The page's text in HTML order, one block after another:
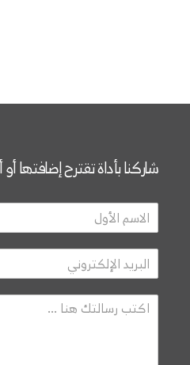
شاركنا بأداة تقترح إضافتها